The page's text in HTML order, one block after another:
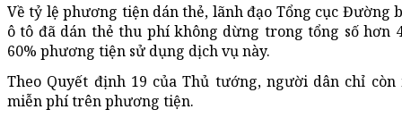
Về tỷ lệ phương tiện dán thẻ, lãnh đạo Tổng cục Đường
ô tô đã dán thẻ thu phí không dừng trong tổng số hơn
60% phương tiện sử dụng dịch vụ này.
Theo Quyết định 19 của Thủ tướng, người dân chỉ
miễn phí trên phương tiện.